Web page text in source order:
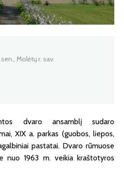
Molėtų r. sav.
dvaro ansamblį sudaro
XIX a. parkas (guobos, liepos,
pastatai. Dvaro rūmuose
nuo 1963 m. veikia kraštotyros